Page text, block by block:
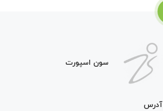
سون اسپورت
آدرس